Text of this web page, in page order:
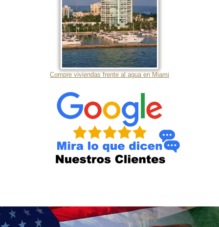
Compre viviendas frente al agua en Miami